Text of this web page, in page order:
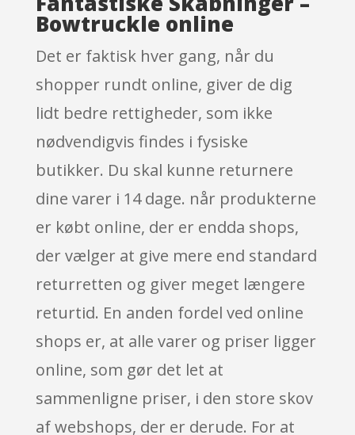
Bowtruckle online
Det er faktisk hver gang, når du
shopper rundt online, giver de dig
lidt bedre rettigheder, som ikke
nødvendigvis findes i fysiske
butikker. Du skal kunne returnere
dine varer i 14 dage. når produkterne
er købt online, der er endda shops,
der vælger at give mere end standard
returretten og giver meget længere
returtid. En anden fordel ved online
shops er, at alle varer og priser ligger
online, som gør det let at
sammenligne priser, i den store skov
af webshops, der er derude. For at